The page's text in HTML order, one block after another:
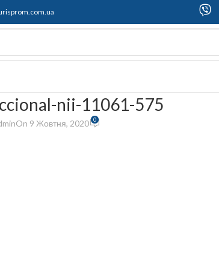
nii-11061-575
On 9 Жовтня, 2020 0